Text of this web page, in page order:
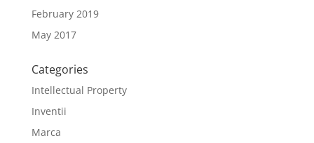
February 2019
May 2017
Categories
Intellectual Property
Inventii
Marca